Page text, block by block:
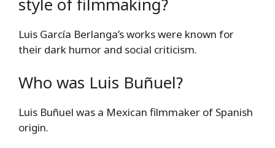
Luis García Berlanga’s works were known for
their dark humor and social criticism.
Who was Luis Buñuel?
Luis Buñuel was a Mexican filmmaker of Spanish
origin.